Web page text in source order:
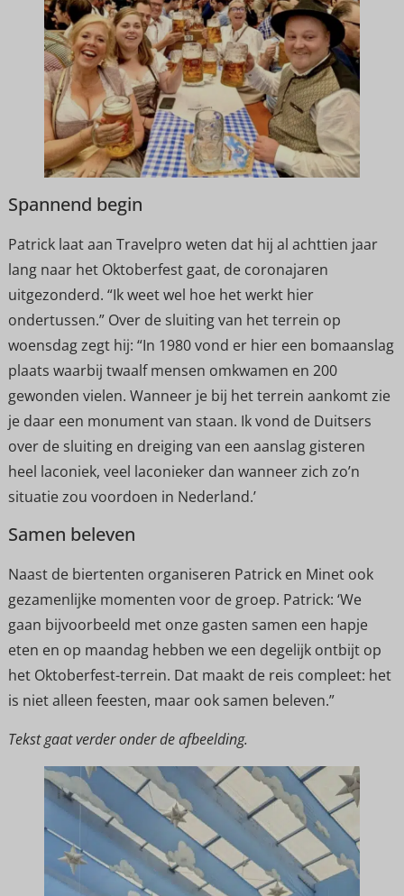
Spannend begin
Patrick laat aan Travelpro weten dat hij al achttien jaar
lang naar het Oktoberfest gaat, de coronajaren
uitgezonderd. “Ik weet wel hoe het werkt hier
ondertussen.” Over de sluiting van het terrein op
woensdag zegt hij: “In 1980 vond er hier een bomaanslag
plaats waarbij twaalf mensen omkwamen en 200
gewonden vielen. Wanneer je bij het terrein aankomt zie
je daar een monument van staan. Ik vond de Duitsers
over de sluiting en dreiging van een aanslag gisteren
heel laconiek, veel laconieker dan wanneer zich zo’n
situatie zou voordoen in Nederland.’
Samen beleven
Naast de biertenten organiseren Patrick en Minet ook
gezamenlijke momenten voor de groep. Patrick: ‘We
gaan bijvoorbeeld met onze gasten samen een hapje
eten en op maandag hebben we een degelijk ontbijt op
het Oktoberfest-terrein. Dat maakt de reis compleet: het
is niet alleen feesten, maar ook samen beleven.”
Tekst gaat verder onder de afbeelding.